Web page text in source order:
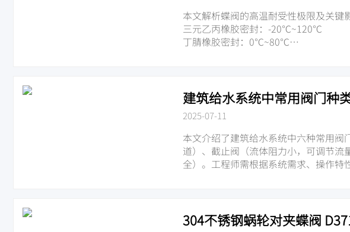
本文解析蝶阀的高温耐受性极限及关键
三元乙丙橡胶密封：-20℃~120℃
丁腈橡胶密封：0℃~80℃
建筑给水系统中常用阀门种
2025-07-11
本文介绍了建筑给水系统中六种常用
道）、截止阀（流体阻力小，可调节
全）。工程师需根据系统需求、操作特
304不锈钢蜗轮对夹蝶阀